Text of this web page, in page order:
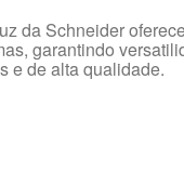
da Schneider
garantindo
e de alta qualidade.